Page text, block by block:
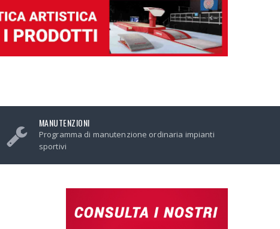
MANUTENZIONI
Programma di manutenzione ordinaria impianti
sportivi